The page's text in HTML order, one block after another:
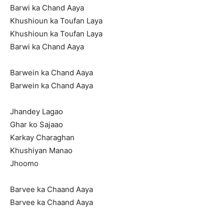
Barwi ka Chand Aaya
Khushioun ka Toufan Laya
Khushioun ka Toufan Laya
Barwi ka Chand Aaya
Barwein ka Chand Aaya
Barwein ka Chand Aaya
Jhandey Lagao
Ghar ko Sajaao
Karkay Charaghan
Khushiyan Manao
Jhoomo
Barvee ka Chaand Aaya
Barvee ka Chaand Aaya